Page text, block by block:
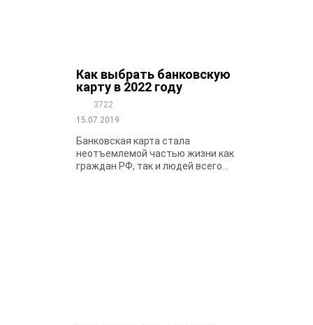
Как выбрать банковскую
карту в 2022 году
3722
15.07.2019
Банковская карта стала
неотъемлемой частью жизни как
граждан РФ, так и людей всего...